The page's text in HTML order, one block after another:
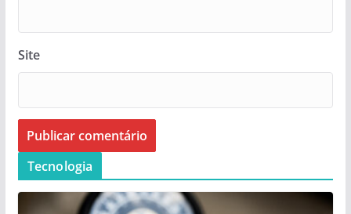
Site
Tecnologia